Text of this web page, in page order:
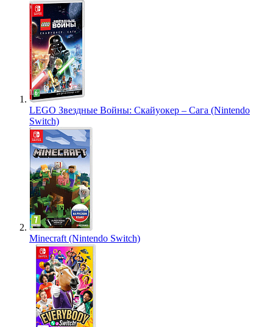
LEGO Звездные Войны: Скайуокер – Сага (Nintendo
Switch)
Minecraft (Nintendo Switch)